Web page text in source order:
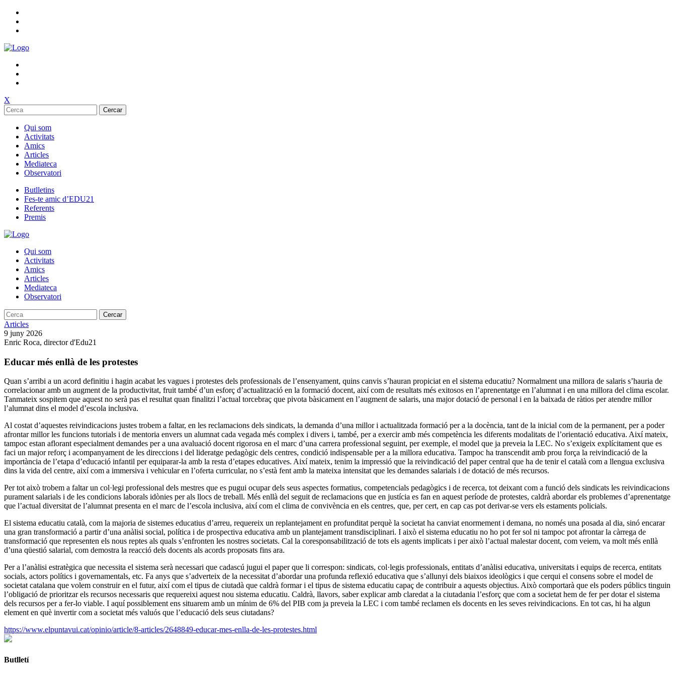
X
Cercar
Qui som
Activitats
Amics
Articles
Mediateca
Observatori
Butlletins
Fes-te amic d’EDU21
Referents
Premis
Qui som
Activitats
Amics
Articles
Mediateca
Observatori
Cercar
Articles
9 juny 2026
Enric Roca, director d'Edu21
Educar més enllà de les protestes
Quan s’arribi a un acord definitiu i hagin acabat les vagues i protestes dels professionals de l’ensenyament, quins canvis s’hauran propiciat en el sistema educatiu? Normalment una millora de salaris s’hauria de
correlacionar amb un augment de la productivitat, fruit també d’un esforç d’actualització en la formació docent, així com de resultats més exitosos en l’aprenentatge en l’alumnat i en una millora del clima escolar.
Tanmateix sospitem que aquest no serà pas el resultat quan finalitzi l’actual torcebraç que pivota bàsicament en l’augment de salaris, una major dotació de personal i en la baixada de ràtios per atendre millor
l’alumnat dins el model d’escola inclusiva.
Al costat d’aquestes reivindicacions justes trobem a faltar, en les reclamacions dels sindicats, la demanda d’una millor i actualitzada formació per a la docència, tant de la inicial com de la permanent, per a poder
afrontar millor les funcions tutorials i de mentoria envers un alumnat cada vegada més complex i divers i, també, per a exercir amb més competència les diferents modalitats de l’orientació educativa. Així mateix,
tampoc estan aflorant especialment demandes per a una avaluació docent rigorosa en el marc d’una carrera professional seguint, per exemple, el model que ja preveia la LEC. No s’exigeix explícitament que es
faci un major reforç i acompanyament de les direccions i del lideratge pedagògic dels centres, condició indispensable per a la millora educativa. Tampoc ha transcendit amb prou força la reivindicació de la
importància de l’etapa d’educació infantil per equiparar-la amb la resta d’etapes educatives. Així mateix, tenim la impressió que la reivindicació del paper central que ha de tenir el català com a llengua exclusiva
dins la vida del centre, així com a immersiva i vehicular en l’oferta curricular, no s’està fent amb la mateixa intensitat que les demandes salarials i de dotació de més recursos.
Per tot això trobem a faltar un col·legi professional dels mestres que es pugui ocupar dels seus aspectes formatius, competencials pedagògics i de recerca, tot deixant com a funció dels sindicats les reivindicacions
purament salarials i de les condicions laborals idònies per als llocs de treball. Més enllà del seguit de reclamacions que en justícia es fan en aquest període de protestes, caldrà abordar els problemes d’aprenentatge
que l’actual diversitat de l’alumnat presenta en el marc de l’escola inclusiva, així com el clima de convivència en els centres, que, per cert, en cap cas pot derivar-se vers els estaments policials.
El sistema educatiu català, com la majoria de sistemes educatius d’arreu, requereix un replantejament en profunditat perquè la societat ha canviat enormement i demana, no només una posada al dia, sinó encarar
una gran transformació a partir d’una anàlisi social, política i de prospectiva educativa amb un plantejament transdisciplinari. I això el sistema educatiu no ho pot fer sol ni tampoc pot afrontar la càrrega de
transformació que representen els nous reptes als quals s’enfronten les nostres societats. Cal la coresponsabilització de tots els agents implicats i per això l’actual malestar docent, com veiem, va molt més enllà
d’una qüestió salarial, com demostra la reacció dels docents als acords proposats fins ara.
Per a l’anàlisi estratègica que necessita el sistema serà necessari que cadascú jugui el paper que li correspon: sindicats, col·legis professionals, entitats d’anàlisi educativa, universitats i equips de recerca, entitats
socials, actors polítics i governamentals, etc. Fa anys que s’adverteix de la necessitat d’abordar una profunda reflexió educativa que s’allunyi dels biaixos ideològics i que cerqui el consens sobre el model de
societat catalana que volem construir en el futur, així com el tipus de ciutadà que caldrà formar i el tipus de sistema educatiu capaç de contribuir a aquests objectius. Això comportarà que els poders públics tinguin
l’obligació de prioritzar els recursos necessaris que requereixi aquest nou sistema educatiu. Caldrà, llavors, saber explicar amb claredat a la ciutadania l’esforç que com a societat hem de fer per dotar el sistema
dels recursos per a fer-lo viable. I aquí possiblement ens situarem amb un mínim de 6% del PIB com ja preveia la LEC i com també reclamen els docents en les seves reivindicacions. En tot cas, hi ha algun
element en què invertir com a societat més valuós que l’educació dels seus ciutadans?
https://www.elpuntavui.cat/opinio/article/8-articles/2648849-educar-mes-enlla-de-les-protestes.html
Butlletí